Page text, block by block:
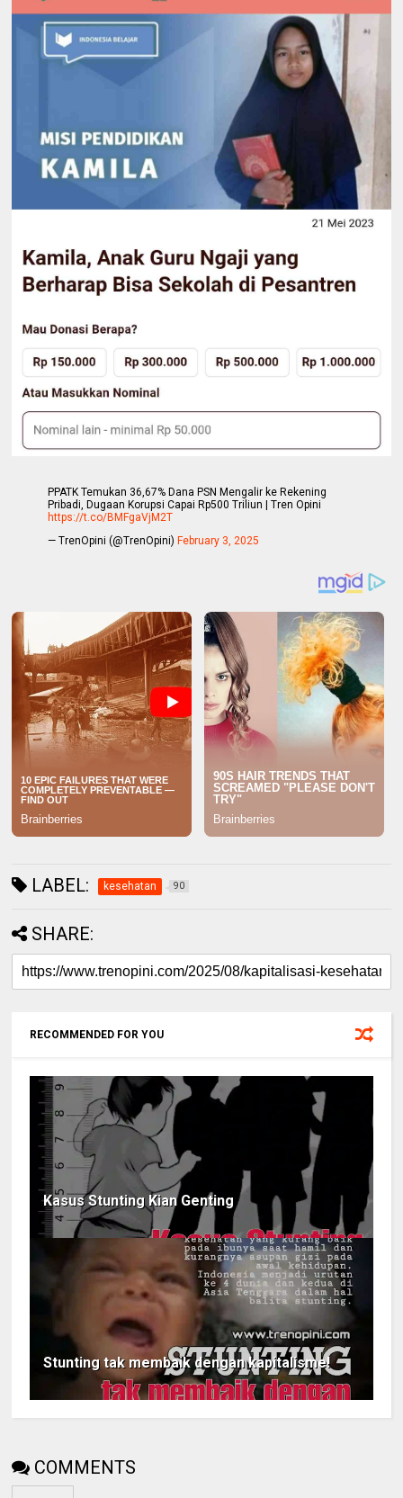
PPATK Temukan 36,67% Dana PSN Mengalir ke Rekening
Pribadi, Dugaan Korupsi Capai Rp500 Triliun | Tren Opini
https://t.co/BMFgaVjM2T
— TrenOpini (@TrenOpini) February 3, 2025
LABEL: kesehatan 90
SHARE:
RECOMMENDED FOR YOU
Kasus Stunting Kian Genting
Stunting tak membaik dengan kapitalisme!
COMMENTS